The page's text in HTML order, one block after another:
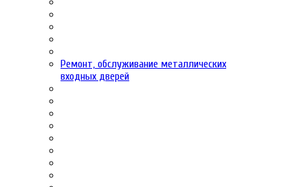
Ремонт, обслуживание металлических
входных дверей